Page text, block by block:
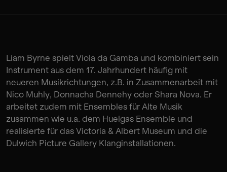
Liam Byrne spielt Viola da Gamba und kombiniert sein
Instrument aus dem 17. Jahrhundert häufig mit
neueren Musikrichtungen, z.B. in Zusammenarbeit mit
Nico Muhly, Donnacha Dennehy oder Shara Nova. Er
arbeitet zudem mit Ensembles für Alte Musik
zusammen wie u.a. dem Huelgas Ensemble und
realisierte für das Victoria & Albert Museum und die
Dulwich Picture Gallery Klanginstallationen.